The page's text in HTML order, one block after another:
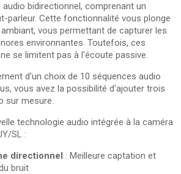
bidirectionnel, comprenant un
parleur. Cette fonctionnalité vous plonge
vous permettant de capturer les
environnantes. Toutefois, ces
se limitent pas à l'écoute passive.
d'un choix de 10 séquences audio
vous avez la possibilité d'ajouter trois
sur mesure.
technologie audio intégrée à la caméra
SL :
directionnel : Meilleure captation et
bruit